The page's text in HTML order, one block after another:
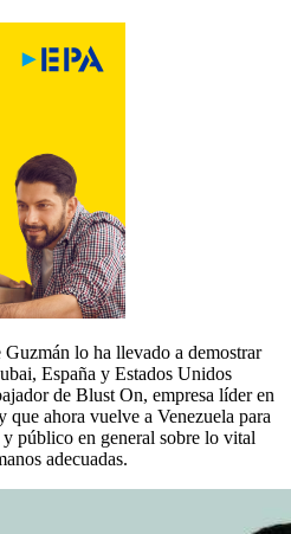
lo ha llevado a demostrar
España y Estados Unidos
de Blust On, empresa líder en
ahora vuelve a Venezuela para
público en general sobre lo vital
adecuadas.